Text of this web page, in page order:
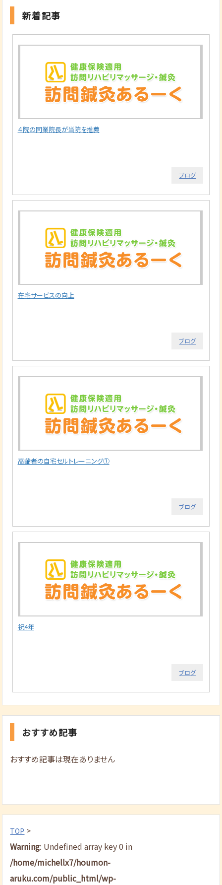
新着記事
４院の同業院長が当院を推薦
ブログ
在宅サービスの向上
ブログ
高齢者の自宅セルトレーニング①
ブログ
祝4年
ブログ
おすすめ記事
おすすめ記事は現在ありません
TOP >
Warning: Undefined array key 0 in
/home/michellx7/houmon-
aruku.com/public_html/wp-